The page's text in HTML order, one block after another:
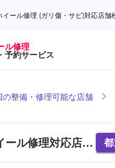
イール修理 (ガリ傷・サビ)対応店舗
ル修理
予約サービス
の整備・修理可能な店舗
ール修理対応店舗
)